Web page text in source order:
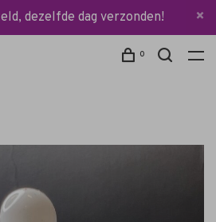
dezelfde dag verzonden!
0